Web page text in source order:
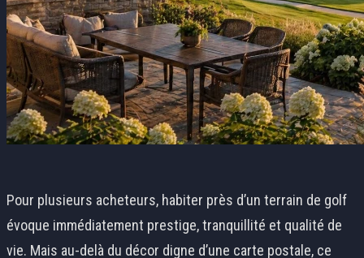
Pour plusieurs acheteurs, habiter près d’un terrain de golf
évoque immédiatement prestige, tranquillité et qualité de
vie. Mais au-delà du décor digne d’une carte postale, ce